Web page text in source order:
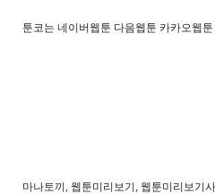
툰코는 네이버웹툰 다음웹툰 카카오웹
마나토끼, 웹툰미리보기, 웹툰미리보기